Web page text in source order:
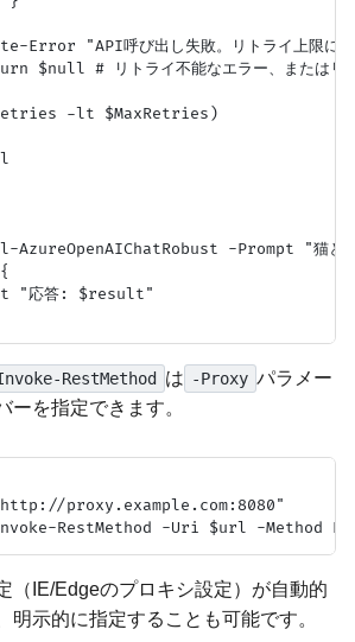
Error "API呼び出し失敗。リトライ上限に達
$null # リトライ不能なエラー、またはリ
-lt $MaxRetries)
-Prompt "猫と
"応答: $result"
RestMethod は -Proxy パラメー
ーを指定できます。
proxy.example.com:8080"
（IE/Edgeのプロキシ設定）が自動的
明示的に指定することも可能です。